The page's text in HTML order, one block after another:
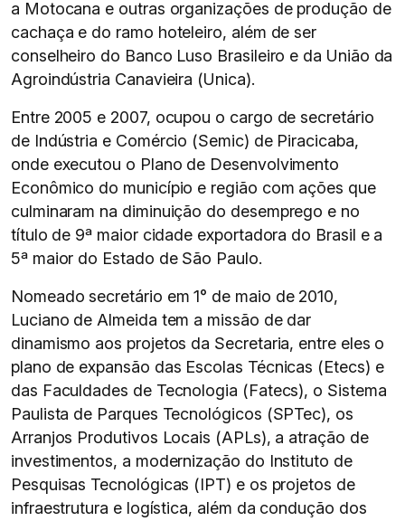
a Motocana e outras organizações de produção de
cachaça e do ramo hoteleiro, além de ser
conselheiro do Banco Luso Brasileiro e da União da
Agroindústria Canavieira (Unica).
Entre 2005 e 2007, ocupou o cargo de secretário
de Indústria e Comércio (Semic) de Piracicaba,
onde executou o Plano de Desenvolvimento
Econômico do município e região com ações que
culminaram na diminuição do desemprego e no
título de 9ª maior cidade exportadora do Brasil e a
5ª maior do Estado de São Paulo.
Nomeado secretário em 1° de maio de 2010,
Luciano de Almeida tem a missão de dar
dinamismo aos projetos da Secretaria, entre eles o
plano de expansão das Escolas Técnicas (Etecs) e
das Faculdades de Tecnologia (Fatecs), o Sistema
Paulista de Parques Tecnológicos (SPTec), os
Arranjos Produtivos Locais (APLs), a atração de
investimentos, a modernização do Instituto de
Pesquisas Tecnológicas (IPT) e os projetos de
infraestrutura e logística, além da condução dos